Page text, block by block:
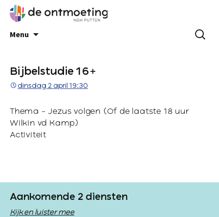
Menu
Bijbelstudie 16+
dinsdag 2 april 19:30
Thema – Jezus volgen (Of de laatste 18 uur
Wilkin vd Kamp)
Activiteit
Aankomende 2 diensten
Kijk en luister mee